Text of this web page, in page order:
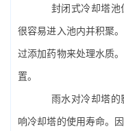
封闭式冷却塔池
很容易进入池内并积聚
过添加药物来处理水质
置。
雨水对冷却塔的
响冷却塔的使用寿命。